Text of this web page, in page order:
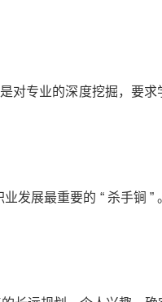
对专业的深度挖掘，要
发展最重要的 “ 杀手锏 ”